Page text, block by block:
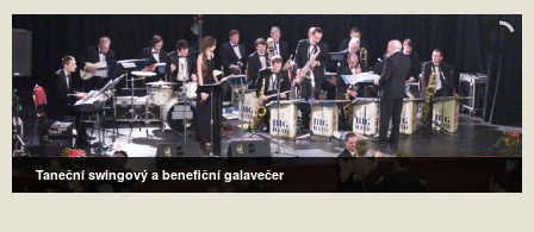
Taneční swingový a benefiční galavečer